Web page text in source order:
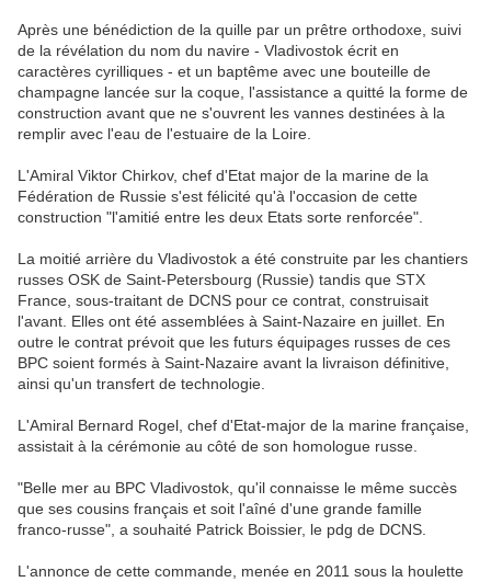
Après une bénédiction de la quille par un prêtre orthodoxe, suivi
de la révélation du nom du navire - Vladivostok écrit en
caractères cyrilliques - et un baptême avec une bouteille de
champagne lancée sur la coque, l'assistance a quitté la forme de
construction avant que ne s'ouvrent les vannes destinées à la
remplir avec l'eau de l'estuaire de la Loire.
L'Amiral Viktor Chirkov, chef d'Etat major de la marine de la
Fédération de Russie s'est félicité qu'à l'occasion de cette
construction "l'amitié entre les deux Etats sorte renforcée".
La moitié arrière du Vladivostok a été construite par les chantiers
russes OSK de Saint-Petersbourg (Russie) tandis que STX
France, sous-traitant de DCNS pour ce contrat, construisait
l'avant. Elles ont été assemblées à Saint-Nazaire en juillet. En
outre le contrat prévoit que les futurs équipages russes de ces
BPC soient formés à Saint-Nazaire avant la livraison définitive,
ainsi qu'un transfert de technologie.
L'Amiral Bernard Rogel, chef d'Etat-major de la marine française,
assistait à la cérémonie au côté de son homologue russe.
"Belle mer au BPC Vladivostok, qu'il connaisse le même succès
que ses cousins français et soit l'aîné d'une grande famille
franco-russe", a souhaité Patrick Boissier, le pdg de DCNS.
L'annonce de cette commande, menée en 2011 sous la houlette